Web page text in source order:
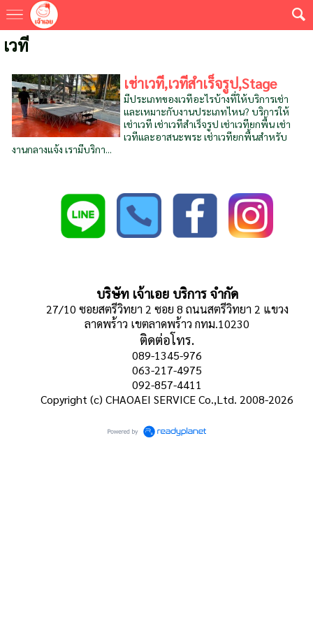
เวที
เช่าเวที,เวทีสำเร็จรูป,Stage
มีประเภทของเวทีอะไรบ้างที่ให้บริการเช่า
และเหมาะกับงานประเภทไหน? บริการให้
เช่าเวที เช่าเวทีสำเร็จรูป เช่าเวทียกพื้น เช่า
เวทีและอาสนะพระ เช่าเวทียกพื้นสำหรับ
งานกลางแจ้ง เรามีบริกา...
บริษัท เจ้าเอย บริการ จำกัด
27/10 ซอยสตรีวิทยา 2 ซอย 8 ถนนสตรีวิทยา 2 แขวง
ลาดพร้าว เขตลาดพร้าว กทม.10230
ติดต่อโทร.
089-1345-976
063-217-4975
092-857-4411
Copyright (c) CHAOAEI SERVICE Co.,Ltd. 2008-2026